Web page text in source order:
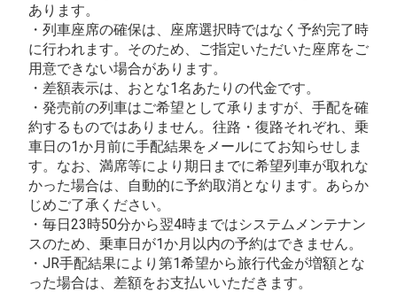
あります。
・列車座席の確保は、座席選択時ではなく予約完了時
に行われます。そのため、ご指定いただいた座席をご
用意できない場合があります。
・差額表示は、おとな1名あたりの代金です。
・発売前の列車はご希望として承りますが、手配を確
約するものではありません。往路・復路それぞれ、乗
車日の1か月前に手配結果をメールにてお知らせしま
す。なお、満席等により期日までに希望列車が取れな
かった場合は、自動的に予約取消となります。あらか
じめご了承ください。
・毎日23時50分から翌4時まではシステムメンテナン
スのため、乗車日が1か月以内の予約はできません。
・JR手配結果により第1希望から旅行代金が増額とな
った場合は、差額をお支払いいただきます。